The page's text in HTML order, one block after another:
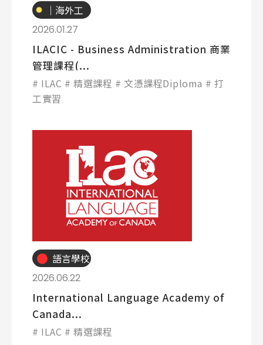
｜海外工
讀
2026.01.27
ILACIC - Business Administration 商業
管理課程(...
ILAC 精選課程 文憑課程Diploma
打
工實習
語言學校
2026.06.22
International Language Academy of
Canada...
ILAC 精選課程